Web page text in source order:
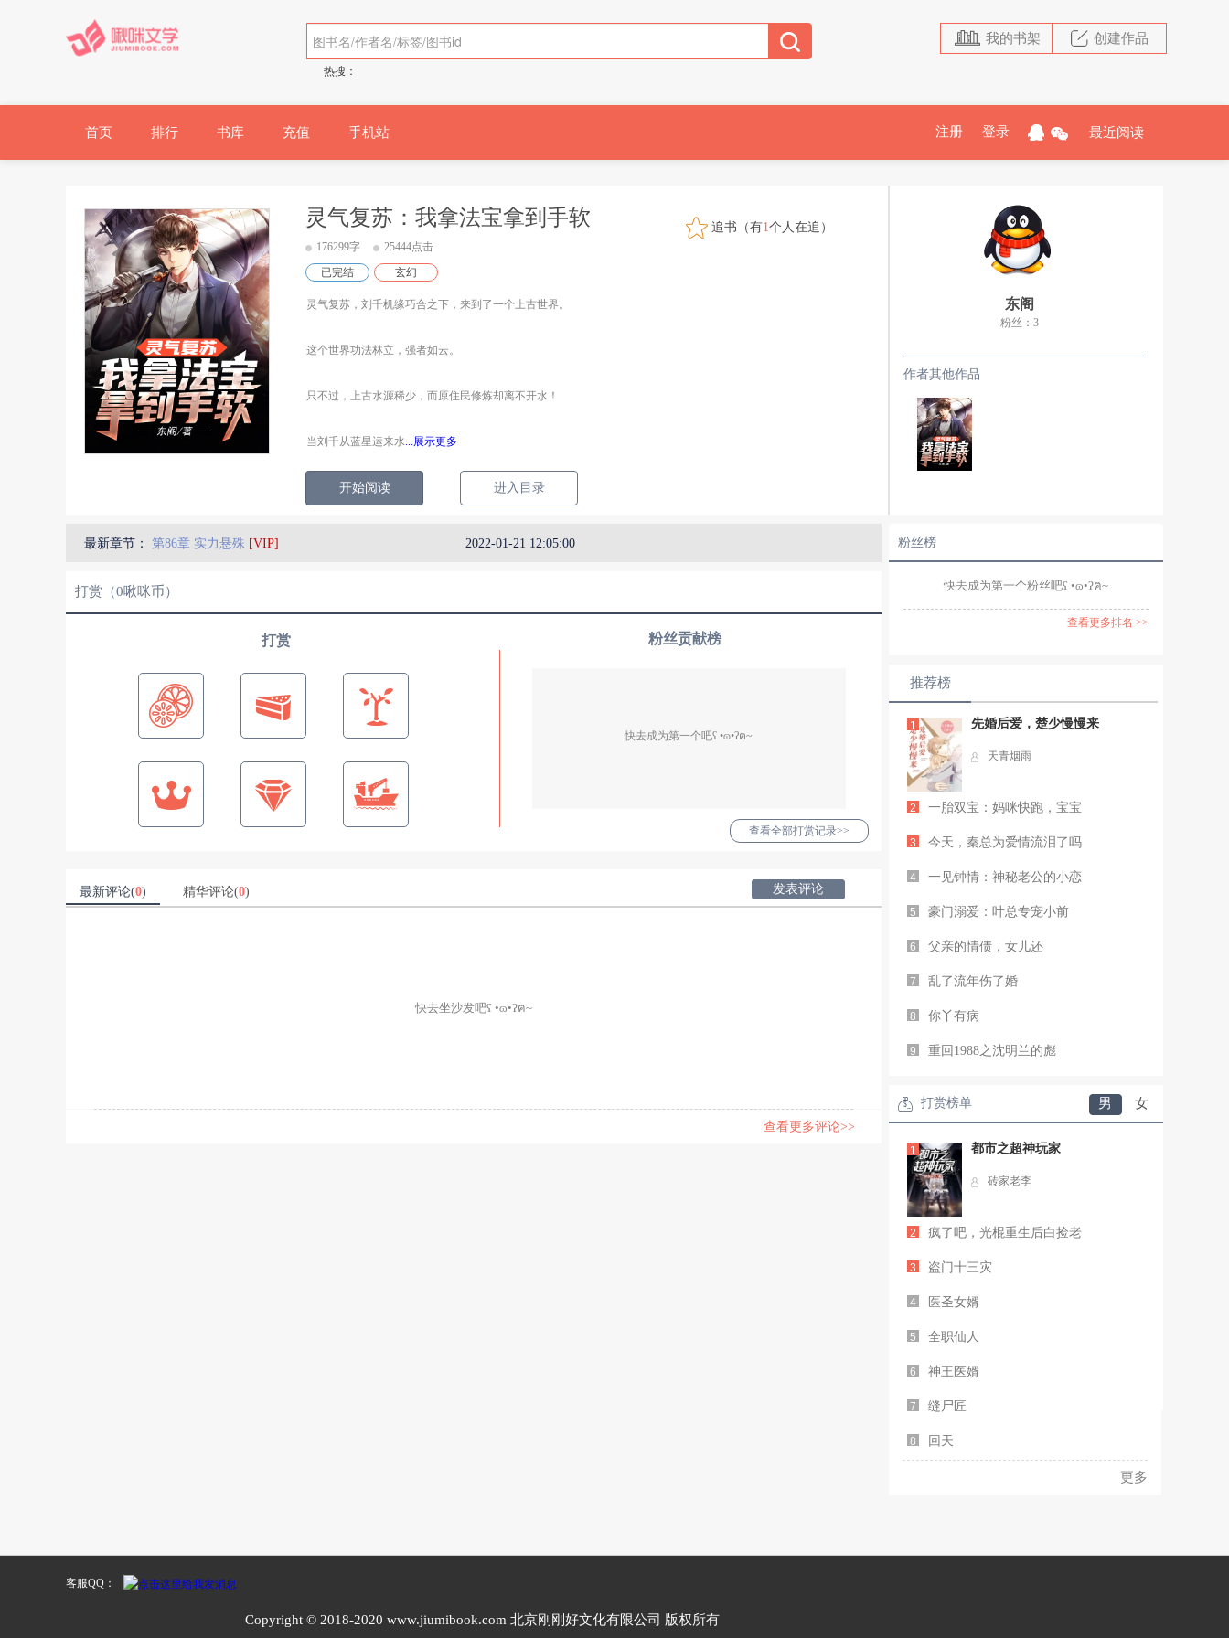
我的书架 创建作品
热搜：
首页 排行 书库 充值 手机站 注册 登录 最近阅读
灵气复苏：我拿法宝拿到手软
176299字
25444点击
已完结
玄幻
追书（有1个人在追）
灵气复苏，刘千机缘巧合之下，来到了一个上古世界。
这个世界功法林立，强者如云。
只不过，上古水源稀少，而原住民修炼却离不开水！
当刘千从蓝星运来水...展示更多
开始阅读 进入目录
东阁
粉丝：3
作者其他作品
最新章节： 第86章 实力悬殊 [VIP] 2022-01-21 12:05:00
打赏（0啾咪币）
打赏 粉丝贡献榜
快去成为第一个吧ʕ •ɷ•ʔฅ~
查看全部打赏记录>>
最新评论(0) 精华评论(0) 发表评论
快去坐沙发吧ʕ •ɷ•ʔฅ~
查看更多评论>>
粉丝榜
快去成为第一个粉丝吧ʕ •ɷ•ʔฅ~
查看更多排名 >>
推荐榜
1 先婚后爱，楚少慢慢来
天青烟雨
2 一胎双宝：妈咪快跑，宝宝
3 今天，秦总为爱情流泪了吗
4 一见钟情：神秘老公的小恋
5 豪门溺爱：叶总专宠小前
6 父亲的情债，女儿还
7 乱了流年伤了婚
8 你丫有病
9 重回1988之沈明兰的彪
男 女
打赏榜单
1 都市之超神玩家
砖家老李
2 疯了吧，光棍重生后白捡老
3 盗门十三灾
4 医圣女婿
5 全职仙人
6 神王医婿
7 缝尸匠
8 回天
更多
客服QQ：
Copyright © 2018-2020 www.jiumibook.com 北京刚刚好文化有限公司 版权所有